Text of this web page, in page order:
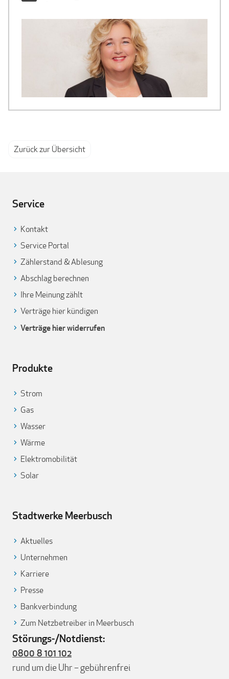
Zurück zur Übersicht
Service
Kontakt
Service Portal
Zählerstand & Ablesung
Abschlag berechnen
Ihre Meinung zählt
Verträge hier kündigen
Verträge hier widerrufen
Produkte
Strom
Gas
Wasser
Wärme
Elektromobilität
Solar
Stadtwerke Meerbusch
Aktuelles
Unternehmen
Karriere
Presse
Bankverbindung
Zum Netzbetreiber in Meerbusch
Störungs-/Notdienst:
0800 8 101 102
rund um die Uhr – gebührenfrei